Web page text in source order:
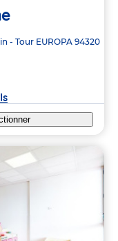
- Tour EUROPA 94320